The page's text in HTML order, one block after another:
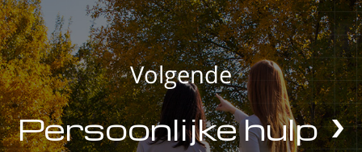
Volgende
Persoonlijke hulp